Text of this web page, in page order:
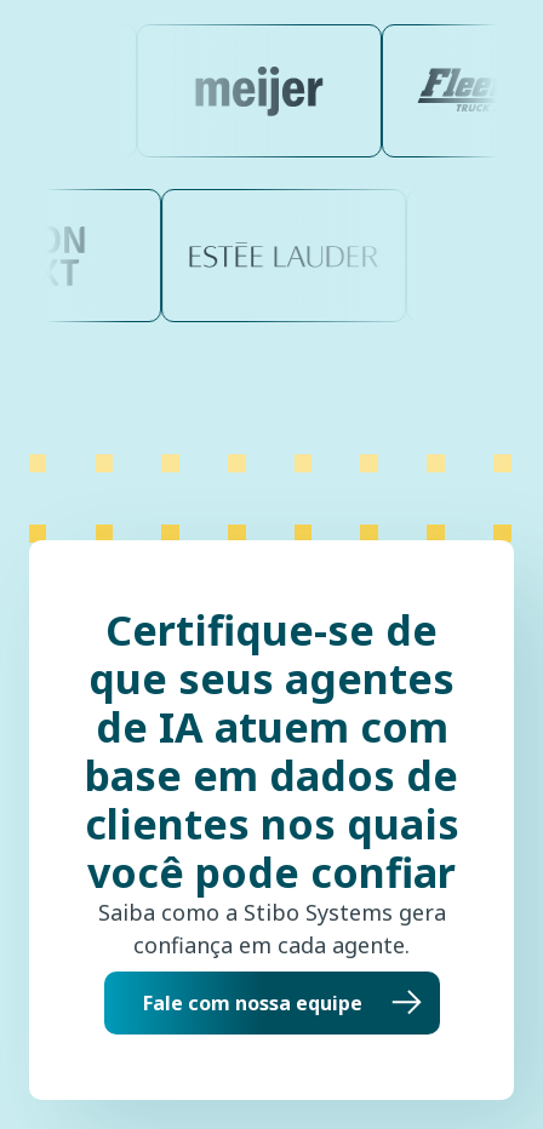
Certifique-se de
que seus agentes
de IA atuem com
base em dados de
clientes nos quais
você pode confiar
Saiba como a Stibo Systems gera
confiança em cada agente.
Fale com nossa equipe